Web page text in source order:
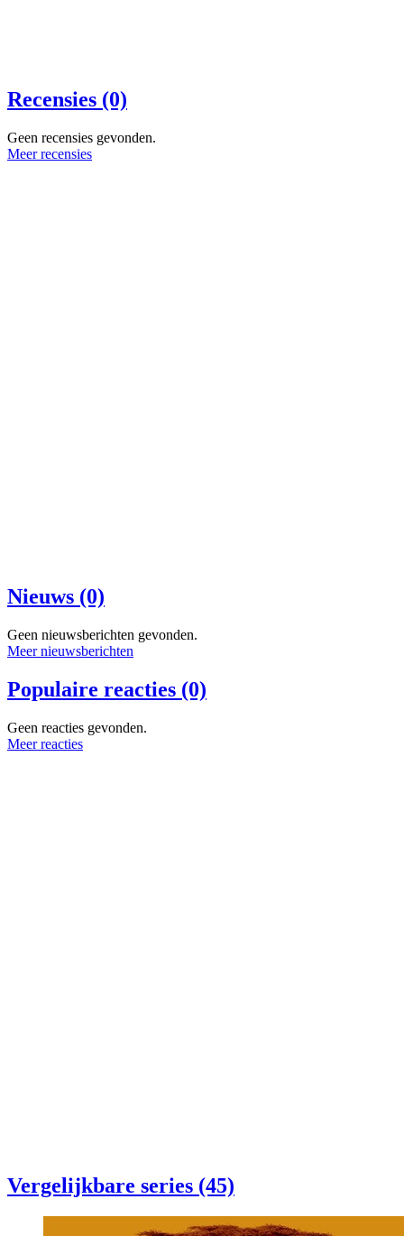
Recensies (0)
Geen recensies gevonden.
Meer recensies
Nieuws (0)
Geen nieuwsberichten gevonden.
Meer nieuwsberichten
Populaire reacties (0)
Geen reacties gevonden.
Meer reacties
Vergelijkbare series (45)